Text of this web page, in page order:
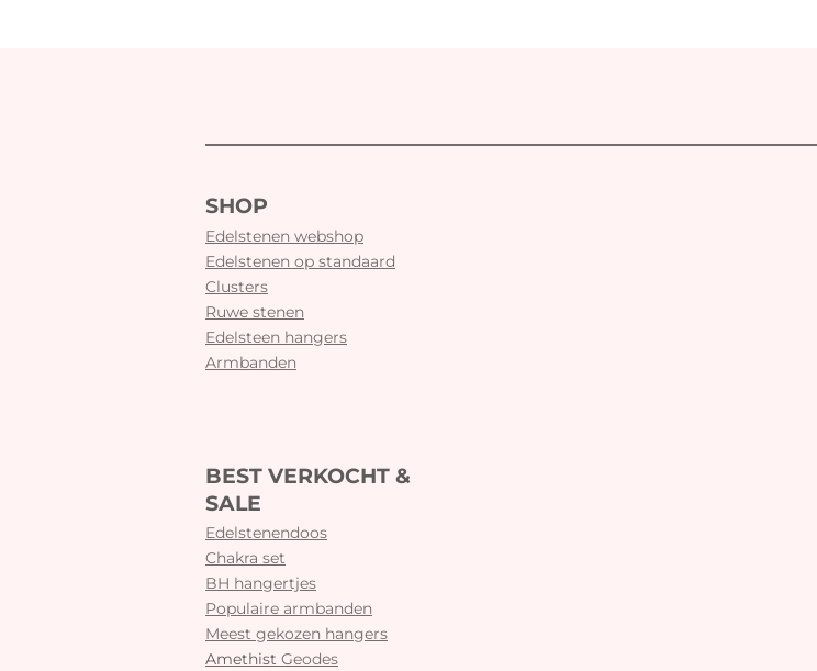
SHOP
Edelstenen webshop
Edelstenen op standaard
Clusters
Ruwe stenen
Edelsteen hangers
Armbanden
BEST VERKOCHT &
SALE
Edelstenendoos
Chakra set
BH hangertjes
Populaire armbanden
Meest gekozen hangers
Amethist Geodes